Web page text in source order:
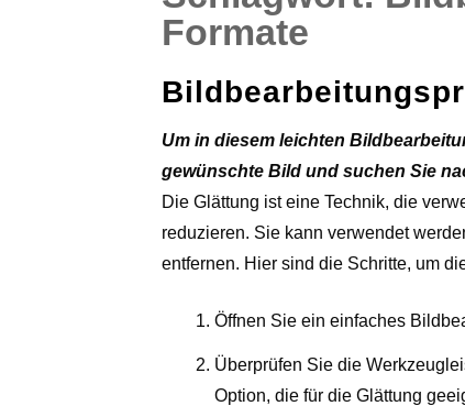
Formate
Um in diesem leichten
gewünschte Bild und suchen Sie
Die Glättung ist eine Technik, die
reduzieren. Sie kann verwendet
entfernen. Hier sind die Schritte, um
Öffnen Sie ein einfaches
Überprüfen Sie die
Option, die für die Glättung